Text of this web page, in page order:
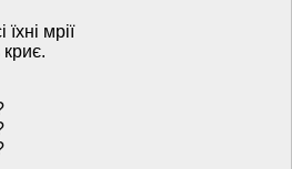
мрії
криє.